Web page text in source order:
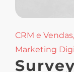
CRM e Vendas,
Marketing